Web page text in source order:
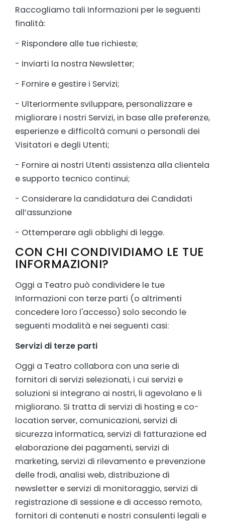
Raccogliamo tali Informazioni per le seguenti
finalità:
- Rispondere alle tue richieste;
- Inviarti la nostra Newsletter;
- Fornire e gestire i Servizi;
- Ulteriormente sviluppare, personalizzare e
migliorare i nostri Servizi, in base alle preferenze,
esperienze e difficoltà comuni o personali dei
Visitatori e degli Utenti;
- Fornire ai nostri Utenti assistenza alla clientela
e supporto tecnico continui;
- Considerare la candidatura dei Candidati
all’assunzione
- Ottemperare agli obblighi di legge.
CON CHI CONDIVIDIAMO LE TUE
INFORMAZIONI?
Oggi a Teatro può condividere le tue
Informazioni con terze parti (o altrimenti
concedere loro l'accesso) solo secondo le
seguenti modalità e nei seguenti casi:
Servizi di terze parti
Oggi a Teatro collabora con una serie di
fornitori di servizi selezionati, i cui servizi e
soluzioni si integrano ai nostri, li agevolano e li
migliorano. Si tratta di servizi di hosting e co-
location server, comunicazioni, servizi di
sicurezza informatica, servizi di fatturazione ed
elaborazione dei pagamenti, servizi di
marketing, servizi di rilevamento e prevenzione
delle frodi, analisi web, distribuzione di
newsletter e servizi di monitoraggio, servizi di
registrazione di sessione e di accesso remoto,
fornitori di contenuti e nostri consulenti legali e